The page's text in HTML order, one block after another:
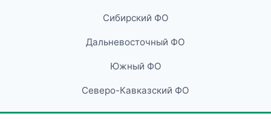
Сибирский ФО
Дальневосточный ФО
Южный ФО
Северо-Кавказский ФО